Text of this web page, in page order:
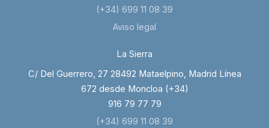
(+34) 699 11 08 39
Aviso legal
La Sierra
C/ Del Guerrero, 27 28492 Mataelpino, Madrid Línea
672 desde Moncloa (+34)
916 79 77 79
(+34) 699 11 08 39